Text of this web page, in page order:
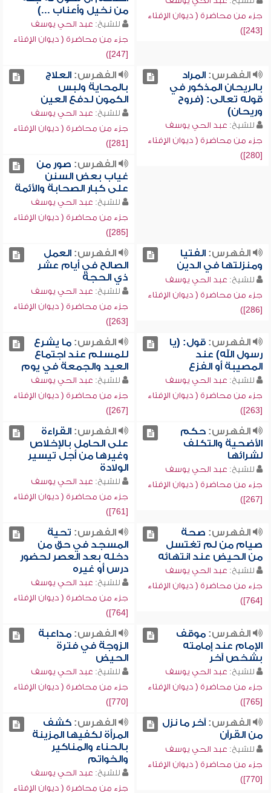
جزء من محاضرة ( ديوان الإفتاء
[243])
من نخيل وأعناب ...)
للشيخ: عبد الحي يوسف
جزء من محاضرة ( ديوان الإفتاء
[247])
الفهرس:المراد
بالريحان المذكور في
قوله تعالى: (فروح
وريحان)
للشيخ: عبد الحي يوسف
جزء من محاضرة ( ديوان الإفتاء
[280])
الفهرس:العلاج
بالمحاية ولبس
الكمون لدفع العين
للشيخ: عبد الحي يوسف
جزء من محاضرة ( ديوان الإفتاء
[281])
الفهرس: صور من
غياب بعض السنن
على كبار الصحابة والأئمة
للشيخ: عبد الحي يوسف
جزء من محاضرة ( ديوان الإفتاء
[285])
الفهرس:الفتيا
ومنزلتها في الدين
للشيخ: عبد الحي يوسف
جزء من محاضرة ( ديوان الإفتاء
[286])
الفهرس:العمل
الصالح في أيام عشر
ذي الحجة
للشيخ: عبد الحي يوسف
جزء من محاضرة ( ديوان الإفتاء
[263])
الفهرس:قول: (يا
رسول الله) عند
المصيبة أو الفزع
للشيخ: عبد الحي يوسف
جزء من محاضرة ( ديوان الإفتاء
[263])
الفهرس:ما يشرع
للمسلم عند اجتماع
العيد والجمعة في يوم
للشيخ: عبد الحي يوسف
جزء من محاضرة ( ديوان الإفتاء
[267])
الفهرس:حكم
الأضحية والتكلف
لشرائها
للشيخ: عبد الحي يوسف
جزء من محاضرة ( ديوان الإفتاء
[267])
الفهرس:القراءة
على الحامل بالإخلاص
وغيرها من أجل تيسير
الولادة
للشيخ: عبد الحي يوسف
جزء من محاضرة ( ديوان الإفتاء
[761])
الفهرس: صحة
صيام من لم تغتسل
من الحيض عند انتهائه
للشيخ: عبد الحي يوسف
جزء من محاضرة ( ديوان الإفتاء
[764])
الفهرس: تحية
المسجد في حق من
دخله بعد العصر لحضور
درس أو غيره
للشيخ: عبد الحي يوسف
جزء من محاضرة ( ديوان الإفتاء
[764])
الفهرس:موقف
الإمام عند إمامته
بشخص آخر
للشيخ: عبد الحي يوسف
جزء من محاضرة ( ديوان الإفتاء
[765])
الفهرس:مداعبة
الزوجة في فترة
الحيض
للشيخ: عبد الحي يوسف
جزء من محاضرة ( ديوان الإفتاء
[770])
الفهرس:آخر ما نزل
من القرآن
للشيخ: عبد الحي يوسف
جزء من محاضرة ( ديوان الإفتاء
[770])
الفهرس:كشف
المرأة لكفيها المزينة
بالحناء والمناكير
والخواتم
للشيخ: عبد الحي يوسف
جزء من محاضرة ( ديوان الإفتاء